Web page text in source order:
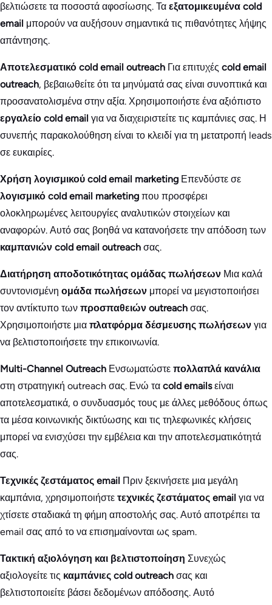
βελτιώσετε τα ποσοστά αφοσίωσης. Τα εξατομικευμένα cold
email μπορούν να αυξήσουν σημαντικά τις πιθανότητες λήψης
απάντησης.
Αποτελεσματικό cold email outreach Για επιτυχές cold email
outreach, βεβαιωθείτε ότι τα μηνύματά σας είναι συνοπτικά και
προσανατολισμένα στην αξία. Χρησιμοποιήστε ένα αξιόπιστο
εργαλείο cold email για να διαχειριστείτε τις καμπάνιες σας. Η
συνεπής παρακολούθηση είναι το κλειδί για τη μετατροπή leads
σε ευκαιρίες.
Χρήση λογισμικού cold email marketing Επενδύστε σε
λογισμικό cold email marketing που προσφέρει
ολοκληρωμένες λειτουργίες αναλυτικών στοιχείων και
αναφορών. Αυτό σας βοηθά να κατανοήσετε την απόδοση των
καμπανιών cold email outreach σας.
Διατήρηση αποδοτικότητας ομάδας πωλήσεων Μια καλά
συντονισμένη ομάδα πωλήσεων μπορεί να μεγιστοποιήσει
τον αντίκτυπο των προσπαθειών outreach σας.
Χρησιμοποιήστε μια πλατφόρμα δέσμευσης πωλήσεων για
να βελτιστοποιήσετε την επικοινωνία.
Multi-Channel Outreach Ενσωματώστε πολλαπλά κανάλια
στη στρατηγική outreach σας. Ενώ τα cold emailsείναι
αποτελεσματικά, ο συνδυασμός τους με άλλες μεθόδους όπως
τα μέσα κοινωνικής δικτύωσης και τις τηλεφωνικές κλήσεις
μπορεί να ενισχύσει την εμβέλεια και την αποτελεσματικότητά
σας.
Τεχνικές ζεστάματος email Πριν ξεκινήσετε μια μεγάλη
καμπάνια, χρησιμοποιήστε τεχνικές ζεστάματος email για να
χτίσετε σταδιακά τη φήμη αποστολής σας. Αυτό αποτρέπει τα
email σας από το να επισημαίνονται ως spam.
Τακτική αξιολόγηση και βελτιστοποίηση Συνεχώς
αξιολογείτε τις καμπάνιες cold outreach σας και
βελτιστοποιείτε βάσει δεδομένων απόδοσης. Αυτό